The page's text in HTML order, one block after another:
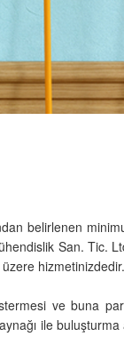
belirlenen
San. Tic.
hizmetinizdedir.
ve buna
ile